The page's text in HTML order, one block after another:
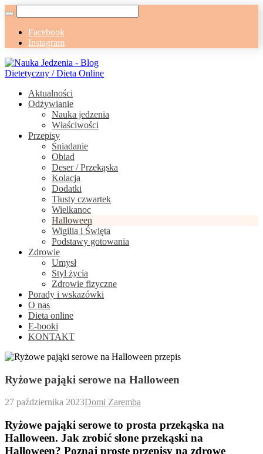
Facebook
Instagram
Aktualności
Odżywianie
Nauka jedzenia
Właściwości
Przepisy
Śniadanie
Obiad
Deser / Przekąska
Kolacja
Dodatki
Tłusty czwartek
Wielkanoc
Halloween
Wigilia i Święta
Podstawy gotowania
Zdrowie
Umysł
Styl życia
Zdrowie fizyczne
Porady i wskazówki
O nas
Dieta online
E-booki
KONTAKT
Ryżowe pająki serowe na Halloween
27 października 2023Domi Zaremba
Ryżowe pająki serowe to prosta przekąska na
Halloween. Jak zrobić słone przekąski na
Halloween? Poznaj proste przepisy na zdrowe